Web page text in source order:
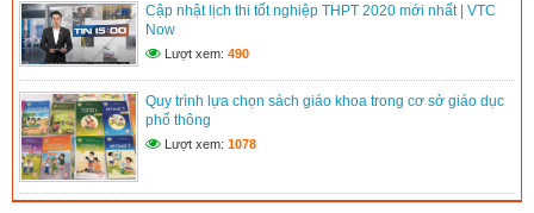
cổ động Ngày bầu cử Quốc hội khóa XVI và đại biểu Hội
đồng nhân dân các cấp nhiệm kỳ 2026 – 2031
(14/03/2026)
Trường TH&THCS Trần Phú xã M’Đrăk tổ chức Gặp mặt Dâu
– Rể nhân dịp kỷ niệm 110 năm Ngày Quốc tế Phụ nữ 8/3 (
8/3/1916 – 8/3/2026 )
(09/03/2026)
Cập nhật lịch thi tốt nghiệp THPT 2020 mới nhất | VTC
Now
Lượt xem: 490
Quy trình lựa chọn sách giáo khoa trong cơ sở giáo dục
phổ thông
Lượt xem: 1078